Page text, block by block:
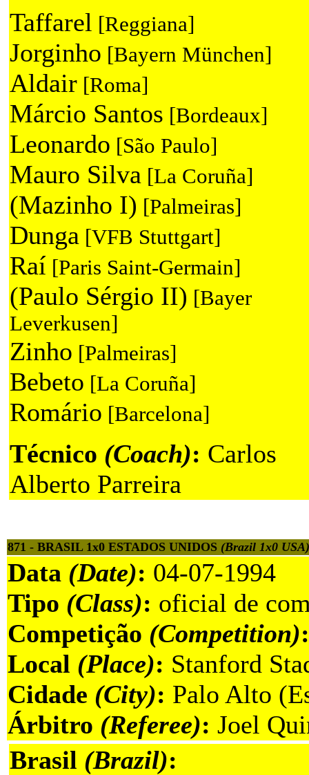
Taffarel [Reggiana]
Jorginho [Bayern München]
Aldair [Roma]
Márcio Santos [Bordeaux]
Leonardo [São Paulo]
Mauro Silva [La Coruña]
(Mazinho I) [Palmeiras]
Dunga [VFB Stuttgart]
Raí [Paris Saint-Germain]
(Paulo Sérgio II) [Bayer
Leverkusen]
Zinho [Palmeiras]
Bebeto [La Coruña]
Romário [Barcelona]
Técnico (Coach): Carlos
Alberto Parreira
871 - BRASIL 1x0 ESTADOS UNIDOS (Brazil 1x0 USA)
Data (Date): 04-07-1994
Tipo (Class): oficial de
Competição (Competition)
Local (Place): Stanford
Cidade (City): Palo Alto
Árbitro (Referee): Joel
Brasil (Brazil):